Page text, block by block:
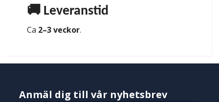
🚚 Leveranstid
Ca 2–3 veckor.
Anmäl dig till vår nyhetsbrev